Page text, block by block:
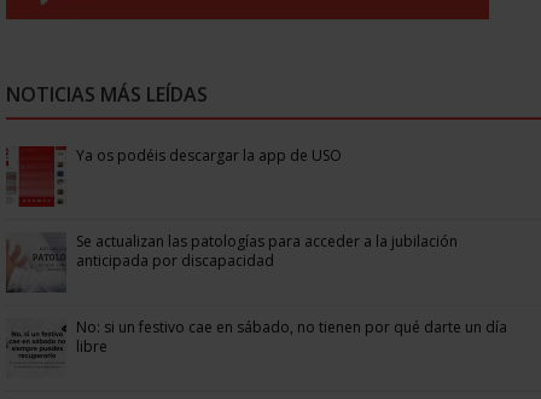
NOTICIAS MÁS LEÍDAS
Ya os podéis descargar la app de USO
Se actualizan las patologías para acceder a la jubilación
anticipada por discapacidad
No: si un festivo cae en sábado, no tienen por qué darte un día
libre